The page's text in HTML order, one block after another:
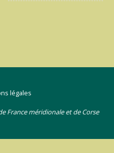
légales
France méridionale et de Corse